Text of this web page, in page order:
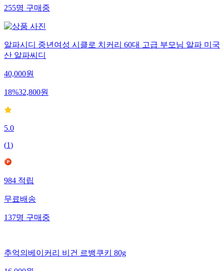
255명구매중
알파시디 중년여성 시클로 치커리 60대 고급 부모님 알파 미국
산 알파씨디
40,000원
18%32,800원
5.0
(1)
984적립
무료배송
137명구매중
추억의베이커리 비건 르뱅쿠키 80g